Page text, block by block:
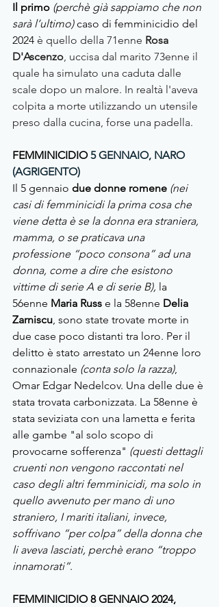
Il primo (perchè già sappiamo che non
sarà l’ultimo) caso di femminicidio del
2024 è quello della 71enne Rosa
D'Ascenzo, uccisa dal marito 73enne il
quale ha simulato una caduta dalle
scale dopo un malore. In realtà l'aveva
colpita a morte utilizzando un utensile
preso dalla cucina, forse una padella.
FEMMINICIDIO 5 GENNAIO, NARO
(AGRIGENTO)
Il 5 gennaio due donne romene (nei
casi di femminicidi la prima cosa che
viene detta è se la donna era straniera,
mamma, o se praticava una
professione “poco consona” ad una
donna, come a dire che esistono
vittime di serie A e di serie B), la
56enne Maria Russ e la 58enne Delia
Zarniscu, sono state trovate morte in
due case poco distanti tra loro. Per il
delitto è stato arrestato un 24enne loro
connazionale (conta solo la razza),
Omar Edgar Nedelcov. Una delle due è
stata trovata carbonizzata. La 58enne è
stata seviziata con una lametta e ferita
alle gambe "al solo scopo di
provocarne sofferenza" (questi dettagli
cruenti non vengono raccontati nel
caso degli altri femminicidi, ma solo in
quello avvenuto per mano di uno
straniero, I mariti italiani, invece,
soffrivano “per colpa” della donna che
li aveva lasciati, perchè erano “troppo
innamorati”.
FEMMINICIDIO 8 GENNAIO 2024,